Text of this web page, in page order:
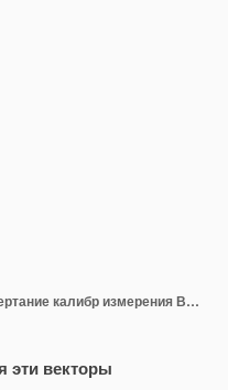
Икона калибра измерения Очертание калибр измерения Векторная икона цвета плоская изолированная
эти векторы